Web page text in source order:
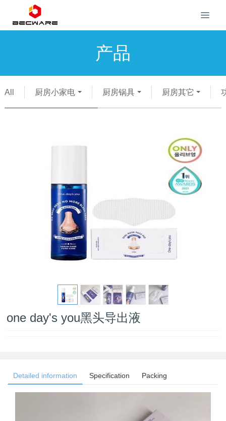
产品
All 厨房小家电 厨房锅具 厨房其它
one day's you黑头导出液
Detailed information Specification Packing